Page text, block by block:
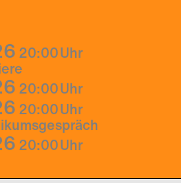
20:00Uhr
20:00Uhr
20:00Uhr
20:00Uhr